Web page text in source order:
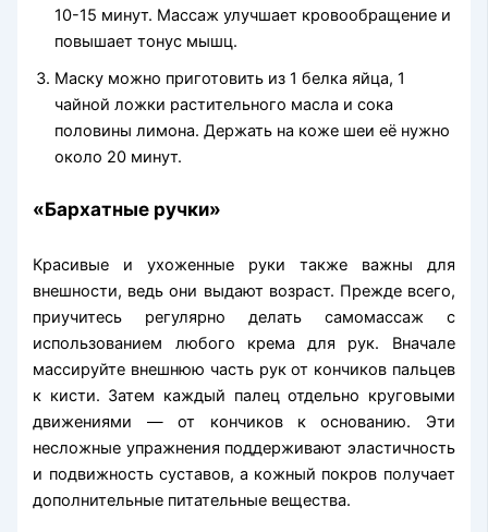
10-15 минут. Массаж улучшает кровообращение и
повышает тонус мышц.
Маску можно приготовить из 1 белка яйца, 1
чайной ложки растительного масла и сока
половины лимона. Держать на коже шеи её нужно
около 20 минут.
«Бархатные ручки»
Красивые и ухоженные руки также важны для
внешности, ведь они выдают возраст. Прежде всего,
приучитесь регулярно делать самомассаж с
использованием любого крема для рук. Вначале
массируйте внешнюю часть рук от кончиков пальцев
к кисти. Затем каждый палец отдельно круговыми
движениями — от кончиков к основанию. Эти
несложные упражнения поддерживают эластичность
и подвижность суставов, а кожный покров получает
дополнительные питательные вещества.